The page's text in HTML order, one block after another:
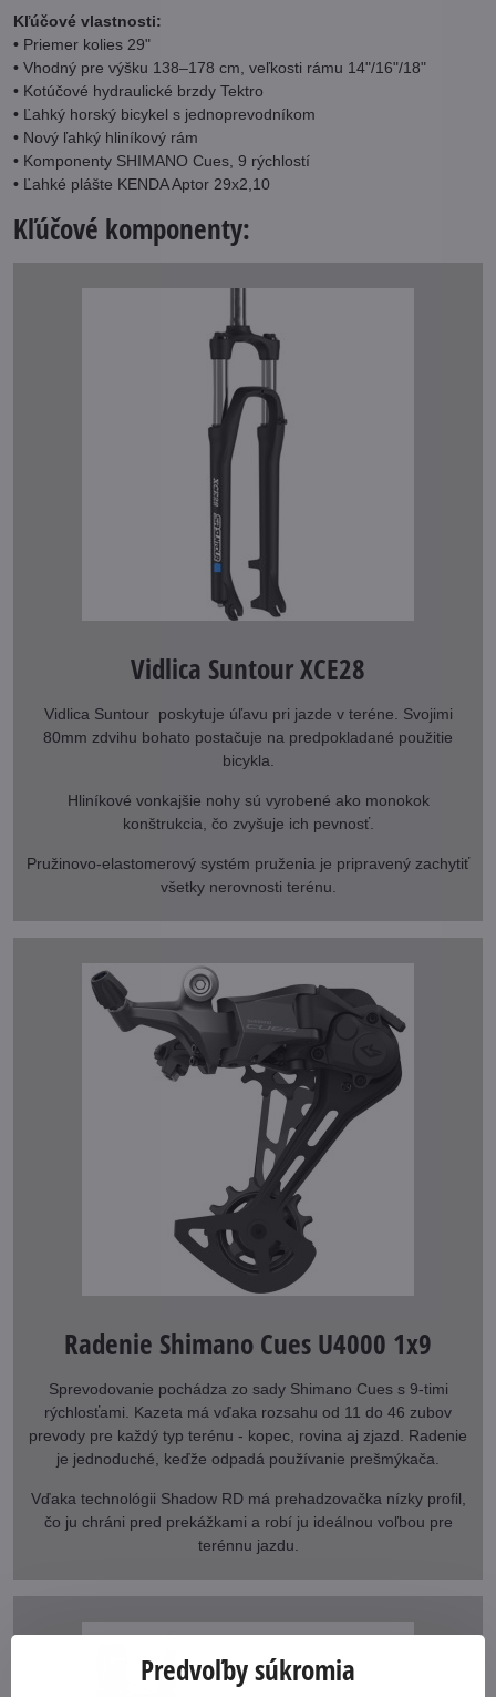
Kľúčové vlastnosti:
• Priemer kolies 29"
• Vhodný pre výšku 138–178 cm, veľkosti rámu 14"/16"/18"
• Kotúčové hydraulické brzdy Tektro
• Ľahký horský bicykel s jednoprevodníkom
• Nový ľahký hliníkový rám
• Komponenty SHIMANO Cues, 9 rýchlostí
• Ľahké plášte KENDA Aptor 29x2,10
Kľúčové komponenty:
Vidlica Suntour XCE28
Vidlica Suntour poskytuje úľavu pri jazde v teréne. Svojimi
80mm zdvihu bohato postačuje na predpokladané použitie
bicykla.
Hliníkové vonkajšie nohy sú vyrobené ako monokok
konštrukcia, čo zvyšuje ich pevnosť.
Pružinovo-elastomerový systém pruženia je pripravený zachytiť
všetky nerovnosti terénu.
Radenie Shimano Cues U4000 1x9
Sprevodovanie pochádza zo sady Shimano Cues s 9-timi
rýchlosťami. Kazeta má vďaka rozsahu od 11 do 46 zubov
prevody pre každý typ terénu - kopec, rovina aj zjazd. Radenie
je jednoduché, keďže odpadá používanie prešmýkača.
Vďaka technológii Shadow RD má prehadzovačka nízky profil,
čo ju chráni pred prekážkami a robí ju ideálnou voľbou pre
terénnu jazdu.
Predvoľby súkromia